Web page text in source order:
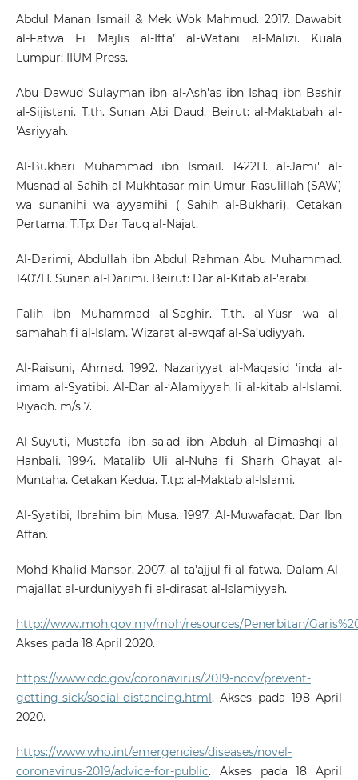
Abdul Manan Ismail & Mek Wok Mahmud. 2017. Dawabit
al-Fatwa Fi Majlis al-Ifta’ al-Watani al-Malizi. Kuala
Lumpur: IIUM Press.
Abu Dawud Sulayman ibn al-Ash'as ibn Ishaq ibn Bashir
al-Sijistani. T.th. Sunan Abi Daud. Beirut: al-Maktabah al-
'Asriyyah.
Al-Bukhari Muhammad ibn Ismail. 1422H. al-Jami' al-
Musnad al-Sahih al-Mukhtasar min Umur Rasulillah (SAW)
wa sunanihi wa ayyamihi ( Sahih al-Bukhari). Cetakan
Pertama. T.Tp: Dar Tauq al-Najat.
Al-Darimi, Abdullah ibn Abdul Rahman Abu Muhammad.
1407H. Sunan al-Darimi. Beirut: Dar al-Kitab al-'arabi.
Falih ibn Muhammad al-Saghir. T.th. al-Yusr wa al-
samahah fi al-Islam. Wizarat al-awqaf al-Sa’udiyyah.
Al-Raisuni, Ahmad. 1992. Nazariyyat al-Maqasid ‘inda al-
imam al-Syatibi. Al-Dar al-‘Alamiyyah li al-kitab al-Islami.
Riyadh. m/s 7.
Al-Suyuti, Mustafa ibn sa'ad ibn Abduh al-Dimashqi al-
Hanbali. 1994. Matalib Uli al-Nuha fi Sharh Ghayat al-
Muntaha. Cetakan Kedua. T.tp: al-Maktab al-Islami.
Al-Syatibi, Ibrahim bin Musa. 1997. Al-Muwafaqat. Dar Ibn
Affan.
Mohd Khalid Mansor. 2007. al-ta'ajjul fi al-fatwa. Dalam Al-
majallat al-urduniyyah fi al-dirasat al-Islamiyyah.
http://www.moh.gov.my/moh/resources/Penerbitan/
Akses pada 18 April 2020.
https://www.cdc.gov/coronavirus/2019-ncov/prevent-
getting-sick/social-distancing.html. Akses pada 198 April
2020.
https://www.who.int/emergencies/diseases/novel-
coronavirus-2019/advice-for-public. Akses pada 18 April